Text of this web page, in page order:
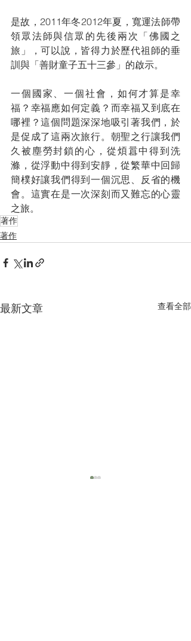
是故，2011年冬2012年夏，寬運法師帶
領眾法師與信眾的先後兩次「佛國之
旅」，可以說，皆得力於歷代祖師的垂
訓與「善財童子五十三參」的啟示。
一個國家、一個社會，如何才算是幸
福？幸福應如何定義？而幸福又到底在
哪裡？這個問題深深地吸引著我們，於
是促成了這兩次旅行。朝聖之行讓我們
久被塵勞封鎖的心，從煩囂中得到洗
滌，從浮動中得到安靜，從繁華中回歸
簡樸好讓我們得到一個沉思、反省的機
會。這實在是一次深刻而又難忘的心靈
之旅。
著作
著作
最新文章 查看全部